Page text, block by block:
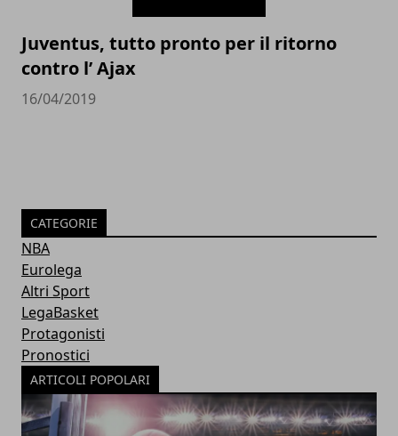
Juventus, tutto pronto per il ritorno
contro l’ Ajax
16/04/2019
CATEGORIE
NBA
Eurolega
Altri Sport
LegaBasket
Protagonisti
Pronostici
ARTICOLI POPOLARI